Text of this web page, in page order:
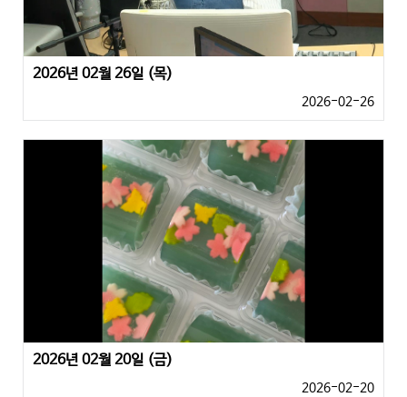
2026년 02월 26일 (목)
2026-02-26
2026년 02월 20일 (금)
2026-02-20